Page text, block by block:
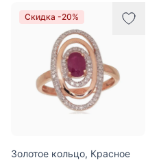
Скидка -20%
Золотое кольцо, Красное